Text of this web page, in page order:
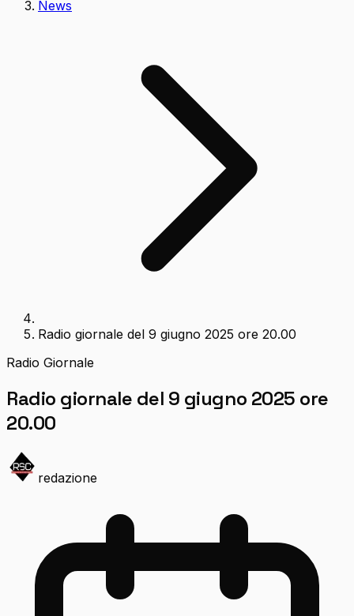
News
Radio giornale del 9 giugno 2025 ore 20.00
Radio Giornale
Radio giornale del 9 giugno 2025 ore
20.00
redazione